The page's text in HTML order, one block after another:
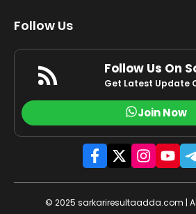
Follow Us
Follow Us On
Get Latest Update
Join Now
© 2025 sarkariresultaadda.com |